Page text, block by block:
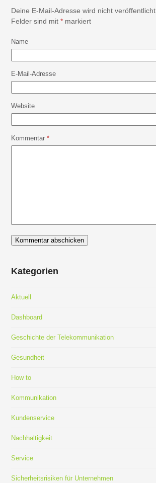
Deine E-Mail-Adresse wird nicht veröffentlicht.
Felder sind mit* markiert
Name
E-Mail-Adresse
Website
Kommentar*
Kategorien
Aktuell
Dashboard
Geschichte der Telekommunikation
Gesundheit
How to
Kommunikation
Kundenservice
Nachhaltigkeit
Service
Sicherheitsrisiken für Unternehmen